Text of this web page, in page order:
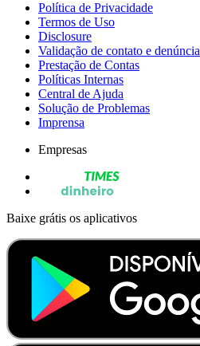
Política de Privacidade
Termos de Uso
Disclosure
Validação de contato e denúncia
Prestação de Contas
Políticas Internas
Central de Ajuda
Solução de Problemas
Imprensa
Empresas
Baixe grátis os aplicativos